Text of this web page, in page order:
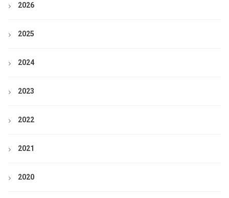
2026
2025
2024
2023
2022
2021
2020